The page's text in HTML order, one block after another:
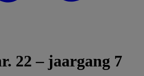
22 – jaargang 7